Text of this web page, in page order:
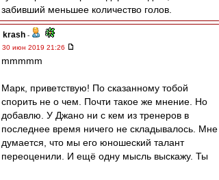
забивший меньшее количество голов.
krash -
30 июн 2019 21:26
mmmmm
Марк, приветствую! По сказанному тобой
спорить не о чем. Почти такое же мнение. Но
добавлю. У Джано ни с кем из тренеров в
последнее время ничего не складывалось. Мне
думается, что мы его юношеский талант
переоценили. И ещё одну мысль выскажу. Ты